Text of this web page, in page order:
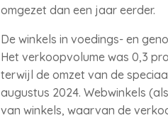
omgezet dan een jaar eerder.
De winkels in voedings- en
Het verkoopvolume was 0,3
terwijl de omzet van de
augustus 2024. Webwinkels
van winkels, waarvan de